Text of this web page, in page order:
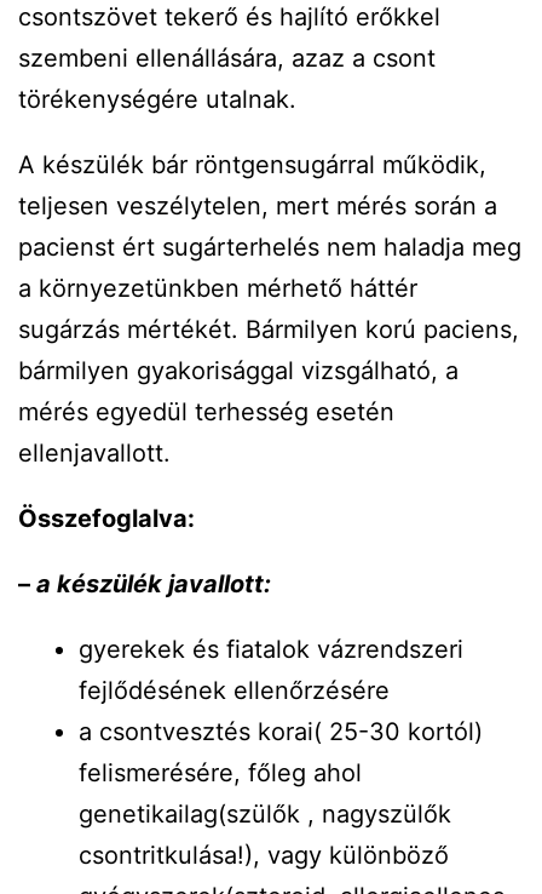
csontszövet tekerő és hajlító erőkkel
szembeni ellenállására, azaz a csont
törékenységére utalnak.
A készülék bár röntgensugárral működik,
teljesen veszélytelen, mert mérés során a
pacienst ért sugárterhelés nem haladja meg
a környezetünkben mérhető háttér
sugárzás mértékét. Bármilyen korú paciens,
bármilyen gyakorisággal vizsgálható, a
mérés egyedül terhesség esetén
ellenjavallott.
Összefoglalva:
– a készülék javallott:
gyerekek és fiatalok vázrendszeri
fejlődésének ellenőrzésére
a csontvesztés korai( 25-30 kortól)
felismerésére, főleg ahol
genetikailag(szülők , nagyszülők
csontritkulása!), vagy különböző